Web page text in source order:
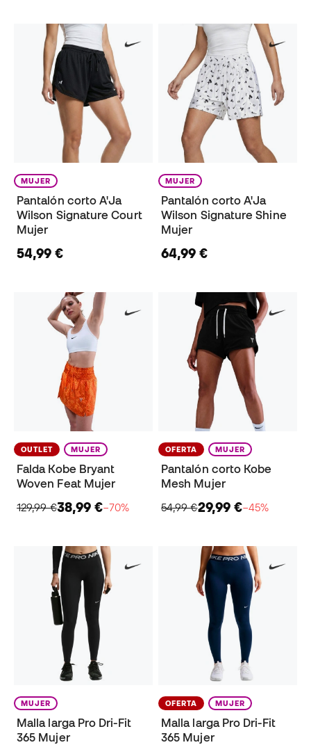
MUJER
Pantalón corto A'Ja
Wilson Signature Court
Mujer
54,99 €
MUJER
Pantalón corto A'Ja
Wilson Signature Shine
Mujer
64,99 €
OUTLET MUJER
Falda Kobe Bryant
Woven Feat Mujer
129,99 €38,99 €−70%
OFERTA MUJER
Pantalón corto Kobe
Mesh Mujer
54,99 €29,99 €−45%
MUJER
Malla larga Pro Dri-Fit
365 Mujer
OFERTA MUJER
Malla larga Pro Dri-Fit
365 Mujer